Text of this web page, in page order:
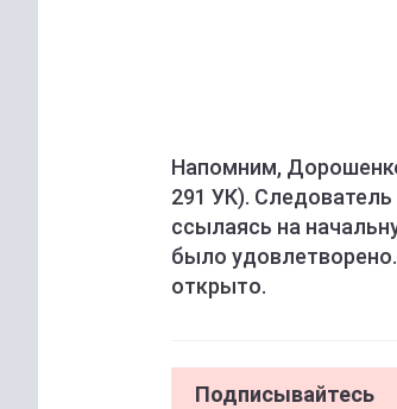
Напомним,
291 УК).
ссылаясь на
было
открыто.
Подписывайтесь